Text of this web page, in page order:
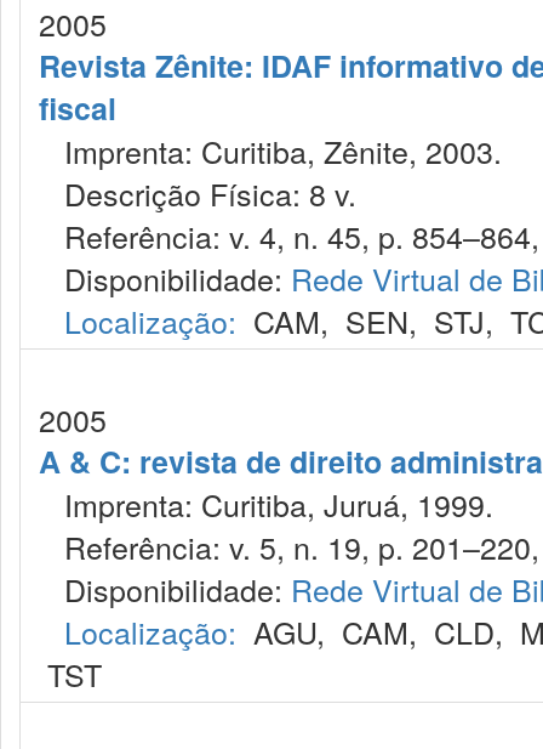
2005
Revista Zênite: IDAF informativo
fiscal
Imprenta: Curitiba, Zênite, 2003.
Descrição Física: 8 v.
Referência: v. 4, n. 45, p.
Disponibilidade: Rede Virtual de
Localização: CAM, SEN, STJ,
2005
A & C: revista de direito
Imprenta: Curitiba, Juruá, 1999.
Referência: v. 5, n. 19, p.
Disponibilidade: Rede Virtual de
Localização: AGU, CAM, CLD,
TST